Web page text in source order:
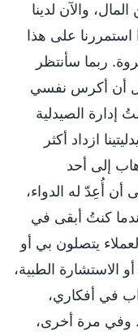
والآن لدينا
استمررنا على هذا
ربما سأنتظر
أن أكرس نفسي
إدارة الصيدلية
ازداد أكثر
إلى أحد
أن أُعِدّ له الدواء،
كنتُ أبقى في
يتصلون بي أو
الاستشارة الطبية،
في أفكاري،
وفي مرة أخرى،